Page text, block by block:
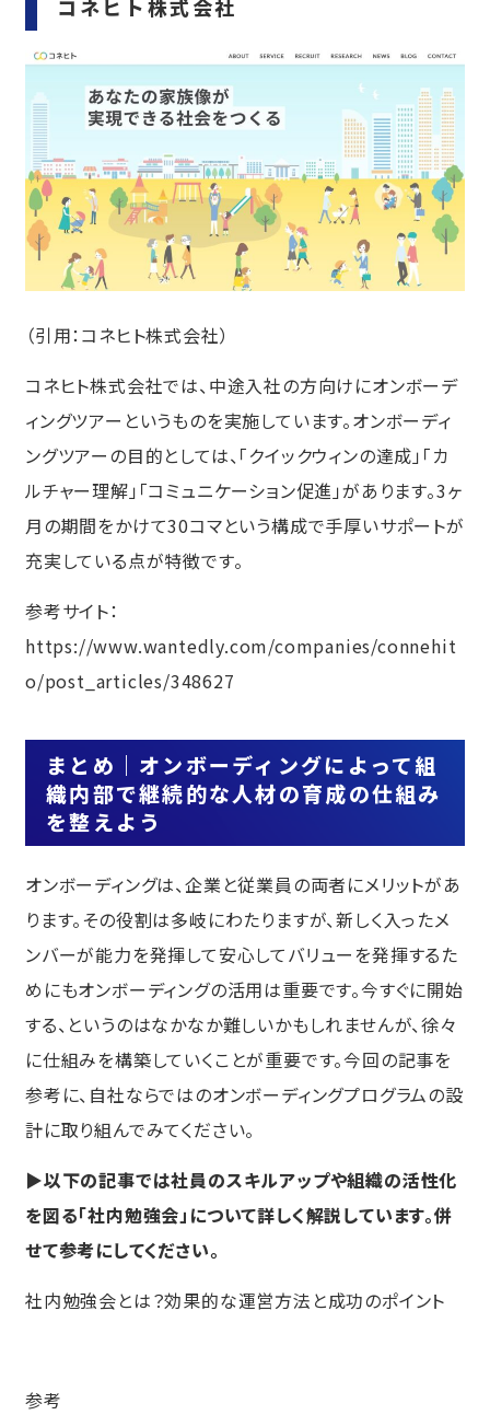
コネヒト株式会社
（引用：コネヒト株式会社）
コネヒト株式会社では、中途入社の方向けにオンボーデ
ィングツアーというものを実施しています。オンボーディ
ングツアーの目的としては、「クイックウィンの達成」「カ
ルチャー理解」「コミュニケーション促進」があります。3ヶ
月の期間をかけて30コマという構成で手厚いサポートが
充実している点が特徴です。
参考サイト：
https://www.wantedly.com/companies/connehit
o/post_articles/348627
まとめ｜オンボーディングによって組
織内部で継続的な人材の育成の仕組み
を整えよう
オンボーディングは、企業と従業員の両者にメリットがあ
ります。その役割は多岐にわたりますが、新しく入ったメ
ンバーが能力を発揮して安心してバリューを発揮するた
めにもオンボーディングの活用は重要です。今すぐに開始
する、というのはなかなか難しいかもしれませんが、徐々
に仕組みを構築していくことが重要です。今回の記事を
参考に、自社ならではのオンボーディングプログラムの設
計に取り組んでみてください。
▶以下の記事では社員のスキルアップや組織の活性化
を図る「社内勉強会」について詳しく解説しています。併
せて参考にしてください。
社内勉強会とは？効果的な運営方法と成功のポイント
参考